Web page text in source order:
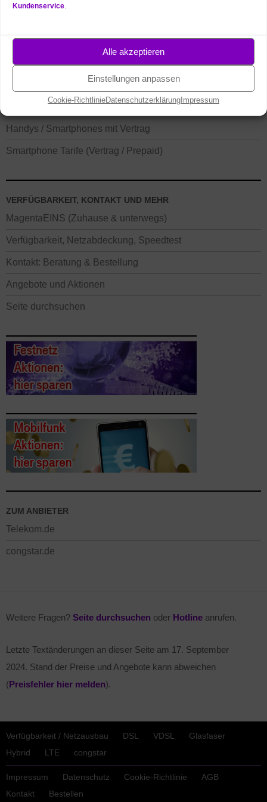
Kundenservice.
Alle akzeptieren
Einstellungen anpassen
Cookie-RichtlinieDatenschutzerklärung Impressum
Handys / Smartphones mit Vertrag
Smartphone Tarife (Vertrag / Prepaid)
VERFÜGBARKEIT, KONTAKT UND MEHR
MagentaEINS (Zuhause & unterwegs)
Verfügbarkeit, Netzabdeckung, Speedtest
Kontakt: Beratung & Bestellung
Angebote und Aktionen
Seite durchsuchen
ZUM ANBIETER
Telekom.de
congstar.de
Weitere Fragen? Seite durchsuchen oder Hotline anrufen.
Letzte Textänderungen an dieser Seite am 17. September
2024. Stand der Preise und Angebote kann abweichen
(Preisfehler hier melden).
Verfügbarkeit / Netzausbau DSL VDSL
Glasfaser
Hybrid
LTE congstar
Impressum Datenschutz Cookie-Richtlinie
AGB
Kontakt
Bestellen